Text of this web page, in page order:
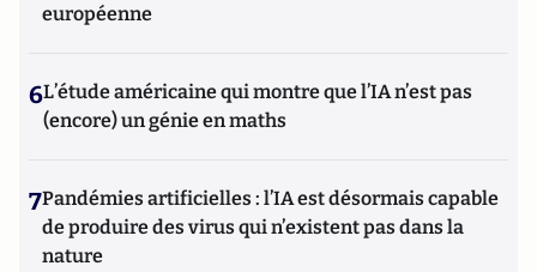
européenne
6L’étude américaine qui montre que l’IA n’est pas
(encore) un génie en maths
7Pandémies artificielles : l’IA est désormais capable
de produire des virus qui n’existent pas dans la
nature